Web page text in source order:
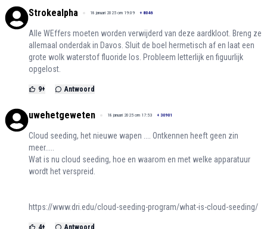
Strokealpha 18 januari 2025 om 19:09 + 8046
Alle WEffers moeten worden verwijderd van deze aardkloot. Breng ze
allemaal onderdak in Davos. Sluit de boel hermetisch af en laat een
grote wolk waterstof fluoride los. Probleem letterlijk en figuurlijk
opgelost.
9+ Antwoord
uwehetgeweten 18 januari 2025 om 17:53 + 30901
Cloud seeding, het nieuwe wapen .... Ontkennen heeft geen zin
meer.....
Wat is nu cloud seeding, hoe en waarom en met welke apparatuur
wordt het verspreid.
https://www.dri.edu/cloud-seeding-program/what-is-cloud-seeding/
4+ Antwoord